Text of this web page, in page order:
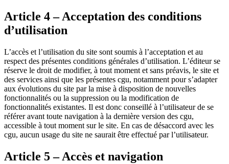
Article 4 – Acceptation des conditions
d’utilisation
L’accès et l’utilisation du site sont soumis à l’acceptation et au
respect des présentes conditions générales d’utilisation. L’éditeur se
réserve le droit de modifier, à tout moment et sans préavis, le site et
des services ainsi que les présentes cgu, notamment pour s’adapter
aux évolutions du site par la mise à disposition de nouvelles
fonctionnalités ou la suppression ou la modification de
fonctionnalités existantes. Il est donc conseillé à l’utilisateur de se
référer avant toute navigation à la dernière version des cgu,
accessible à tout moment sur le site. En cas de désaccord avec les
cgu, aucun usage du site ne saurait être effectué par l’utilisateur.
Article 5 – Accès et navigation